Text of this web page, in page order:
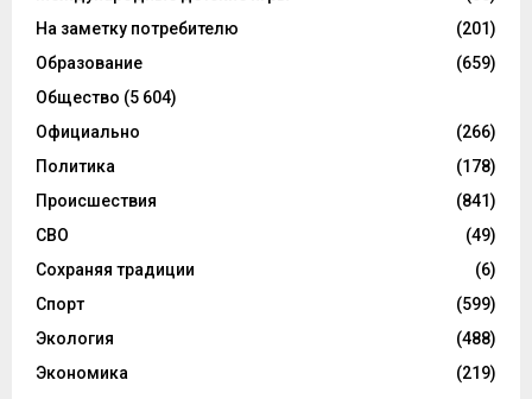
На заметку потребителю
(201)
Образование
(659)
Общество (5 604)
Официально
(266)
Политика
(178)
Происшествия
(841)
СВО
(49)
Сохраняя традиции
(6)
Спорт
(599)
Экология
(488)
Экономика
(219)